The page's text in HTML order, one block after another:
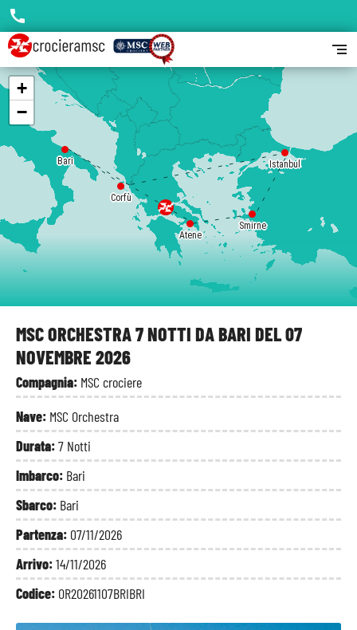
MSC ORCHESTRA 7 NOTTI DA BARI DEL 07
NOVEMBRE 2026
Compagnia: MSC crociere
Nave: MSC Orchestra
Durata:7 Notti
Imbarco: Bari
Sbarco: Bari
Partenza: 07/11/2026
Arrivo:14/11/2026
Codice: OR20261107BRIBRI
Bari
Atene
Smirne
Istanbul
Corfù
+
−
call
segment